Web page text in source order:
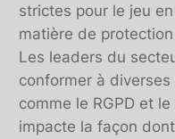
strictes pour le jeu
matière de
Les leaders du
conformer à
comme le RGPD et
impacte la façon